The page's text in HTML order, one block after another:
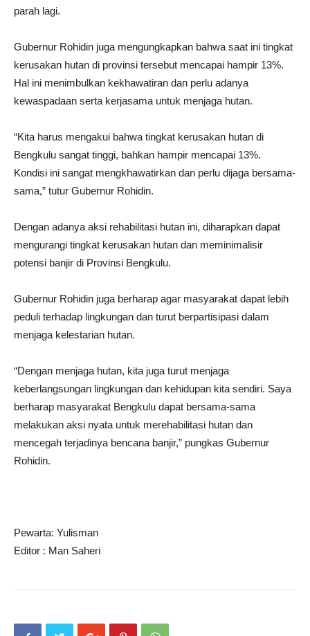
parah lagi.
Gubernur Rohidin juga mengungkapkan bahwa saat ini tingkat
kerusakan hutan di provinsi tersebut mencapai hampir 13%.
Hal ini menimbulkan kekhawatiran dan perlu adanya
kewaspadaan serta kerjasama untuk menjaga hutan.
“Kita harus mengakui bahwa tingkat kerusakan hutan di
Bengkulu sangat tinggi, bahkan hampir mencapai 13%.
Kondisi ini sangat mengkhawatirkan dan perlu dijaga bersama-
sama,” tutur Gubernur Rohidin.
Dengan adanya aksi rehabilitasi hutan ini, diharapkan dapat
mengurangi tingkat kerusakan hutan dan meminimalisir
potensi banjir di Provinsi Bengkulu.
Gubernur Rohidin juga berharap agar masyarakat dapat lebih
peduli terhadap lingkungan dan turut berpartisipasi dalam
menjaga kelestarian hutan.
“Dengan menjaga hutan, kita juga turut menjaga
keberlangsungan lingkungan dan kehidupan kita sendiri. Saya
berharap masyarakat Bengkulu dapat bersama-sama
melakukan aksi nyata untuk merehabilitasi hutan dan
mencegah terjadinya bencana banjir,” pungkas Gubernur
Rohidin.
Pewarta: Yulisman
Editor : Man Saheri